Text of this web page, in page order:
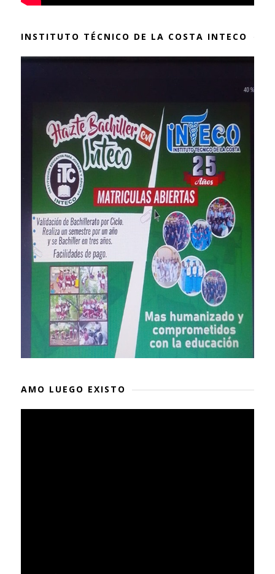
INSTITUTO TÉCNICO DE LA COSTA INTECO
AMO LUEGO EXISTO